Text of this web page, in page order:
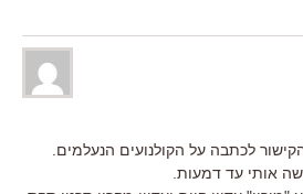
לכתבה על הקולנועים הנעלמים.
אותי עד דמעות.